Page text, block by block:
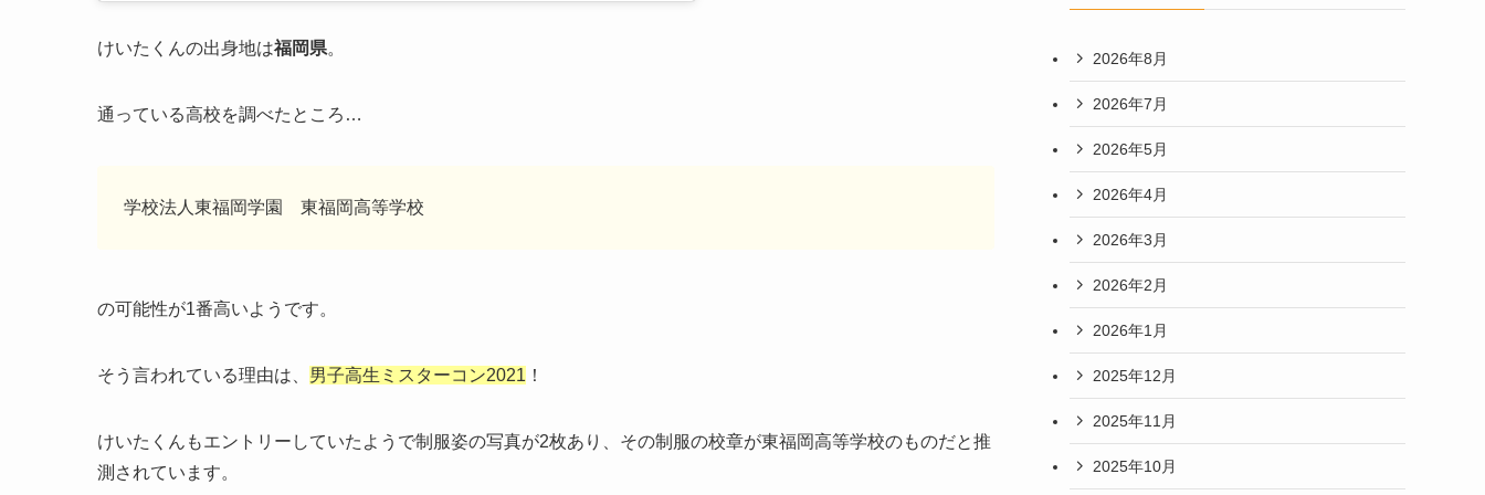
けいたくんの出身地は福岡県。
通っている高校を調べたところ…
学校法人東福岡学園 東福岡高等学校
の可能性が1番高いようです。
そう言われている理由は、 男子高生ミスターコン2021 ！
けいたくんもエントリーしていたようで制服姿の写真が2枚あり、その制服の校章が東福岡高等学校のものだと推
測されています。
2026年8月
2026年7月
2026年5月
2026年4月
2026年3月
2026年2月
2026年1月
2025年12月
2025年11月
2025年10月